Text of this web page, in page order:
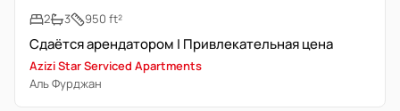
2
3 950 ft²
Сдаётся арендатором | Привлекательная цена
Azizi Star Serviced Apartments
Аль Фурджан